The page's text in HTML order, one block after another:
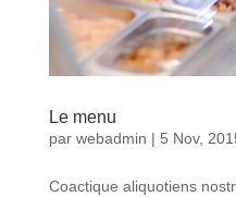
Le menu
par webadmin | 5 Nov,
Coactique aliquotiens